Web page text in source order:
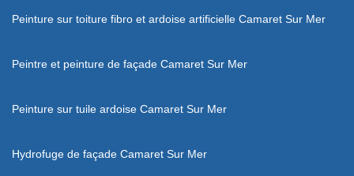
Peinture sur toiture fibro et ardoise artificielle Camaret Sur Mer
Peintre et peinture de façade Camaret Sur Mer
Peinture sur tuile ardoise Camaret Sur Mer
Hydrofuge de façade Camaret Sur Mer